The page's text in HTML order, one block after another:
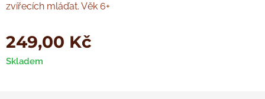
zvířecích mláďat. Věk 6+
249,00 Kč
Skladem